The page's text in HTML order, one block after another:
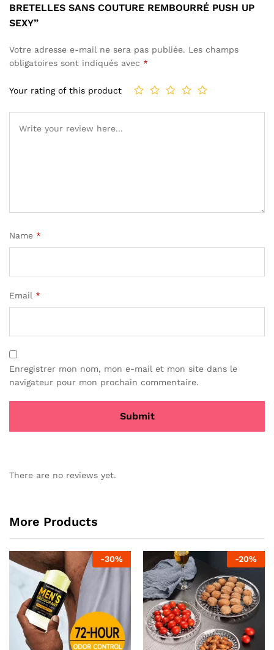
BRETELLES SANS COUTURE REMBOURRÉ PUSH UP
SEXY”
Votre adresse e-mail ne sera pas publiée. Les champs
obligatoires sont indiqués avec *
Your rating of this product
Name *
Email *
Enregistrer mon nom, mon e-mail et mon site dans le
navigateur pour mon prochain commentaire.
There are no reviews yet.
More Products
-30% -20%